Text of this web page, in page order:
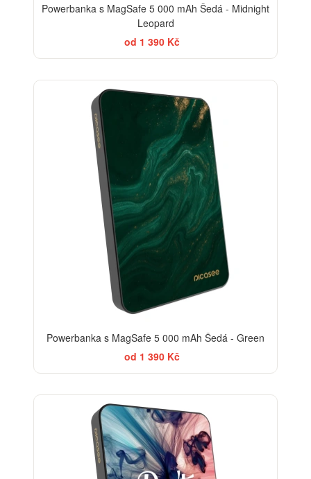
Powerbanka s MagSafe 5 000 mAh Šedá - Midnight
Leopard
od 1 390 Kč
Powerbanka s MagSafe 5 000 mAh Šedá - Green
od 1 390 Kč